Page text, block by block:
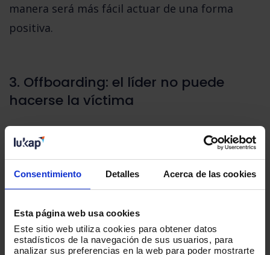
Consentimiento Detalles Acerca de las cookies
Esta página web usa cookies
Este sitio web utiliza cookies para obtener datos
estadísticos de la navegación de sus usuarios, para
analizar sus preferencias en la web para poder mostrarte
manera será más fácil actuar de una forma
positiva.
3. Offboarding: el líder no puede
hacerse la víctima
En un proceso de
es importante
medir qué se dice y cómo se dice, tanto a los
implicados como al entorno. En este momento
equivocarse, no comunicar ni trasladar
mensajes claros. Tampoco dar puntos de vista